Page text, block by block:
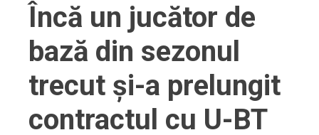
Încă un jucător de
bază din sezonul
trecut și-a prelungit
contractul cu U-BT